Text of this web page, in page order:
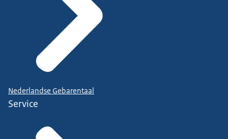
Nederlandse Gebarentaal
Service